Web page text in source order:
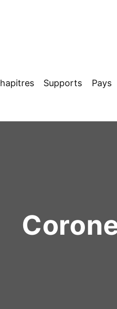
Supports Pays